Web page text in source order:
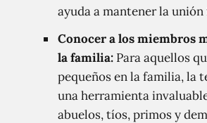
ayuda a mantener la
Conocer a los miembros
la familia: Para aquellos
pequeños en la familia, la
una herramienta
abuelos, tíos, primos y